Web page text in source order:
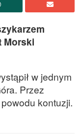
Morski
w jednym
Przez
kontuzji.